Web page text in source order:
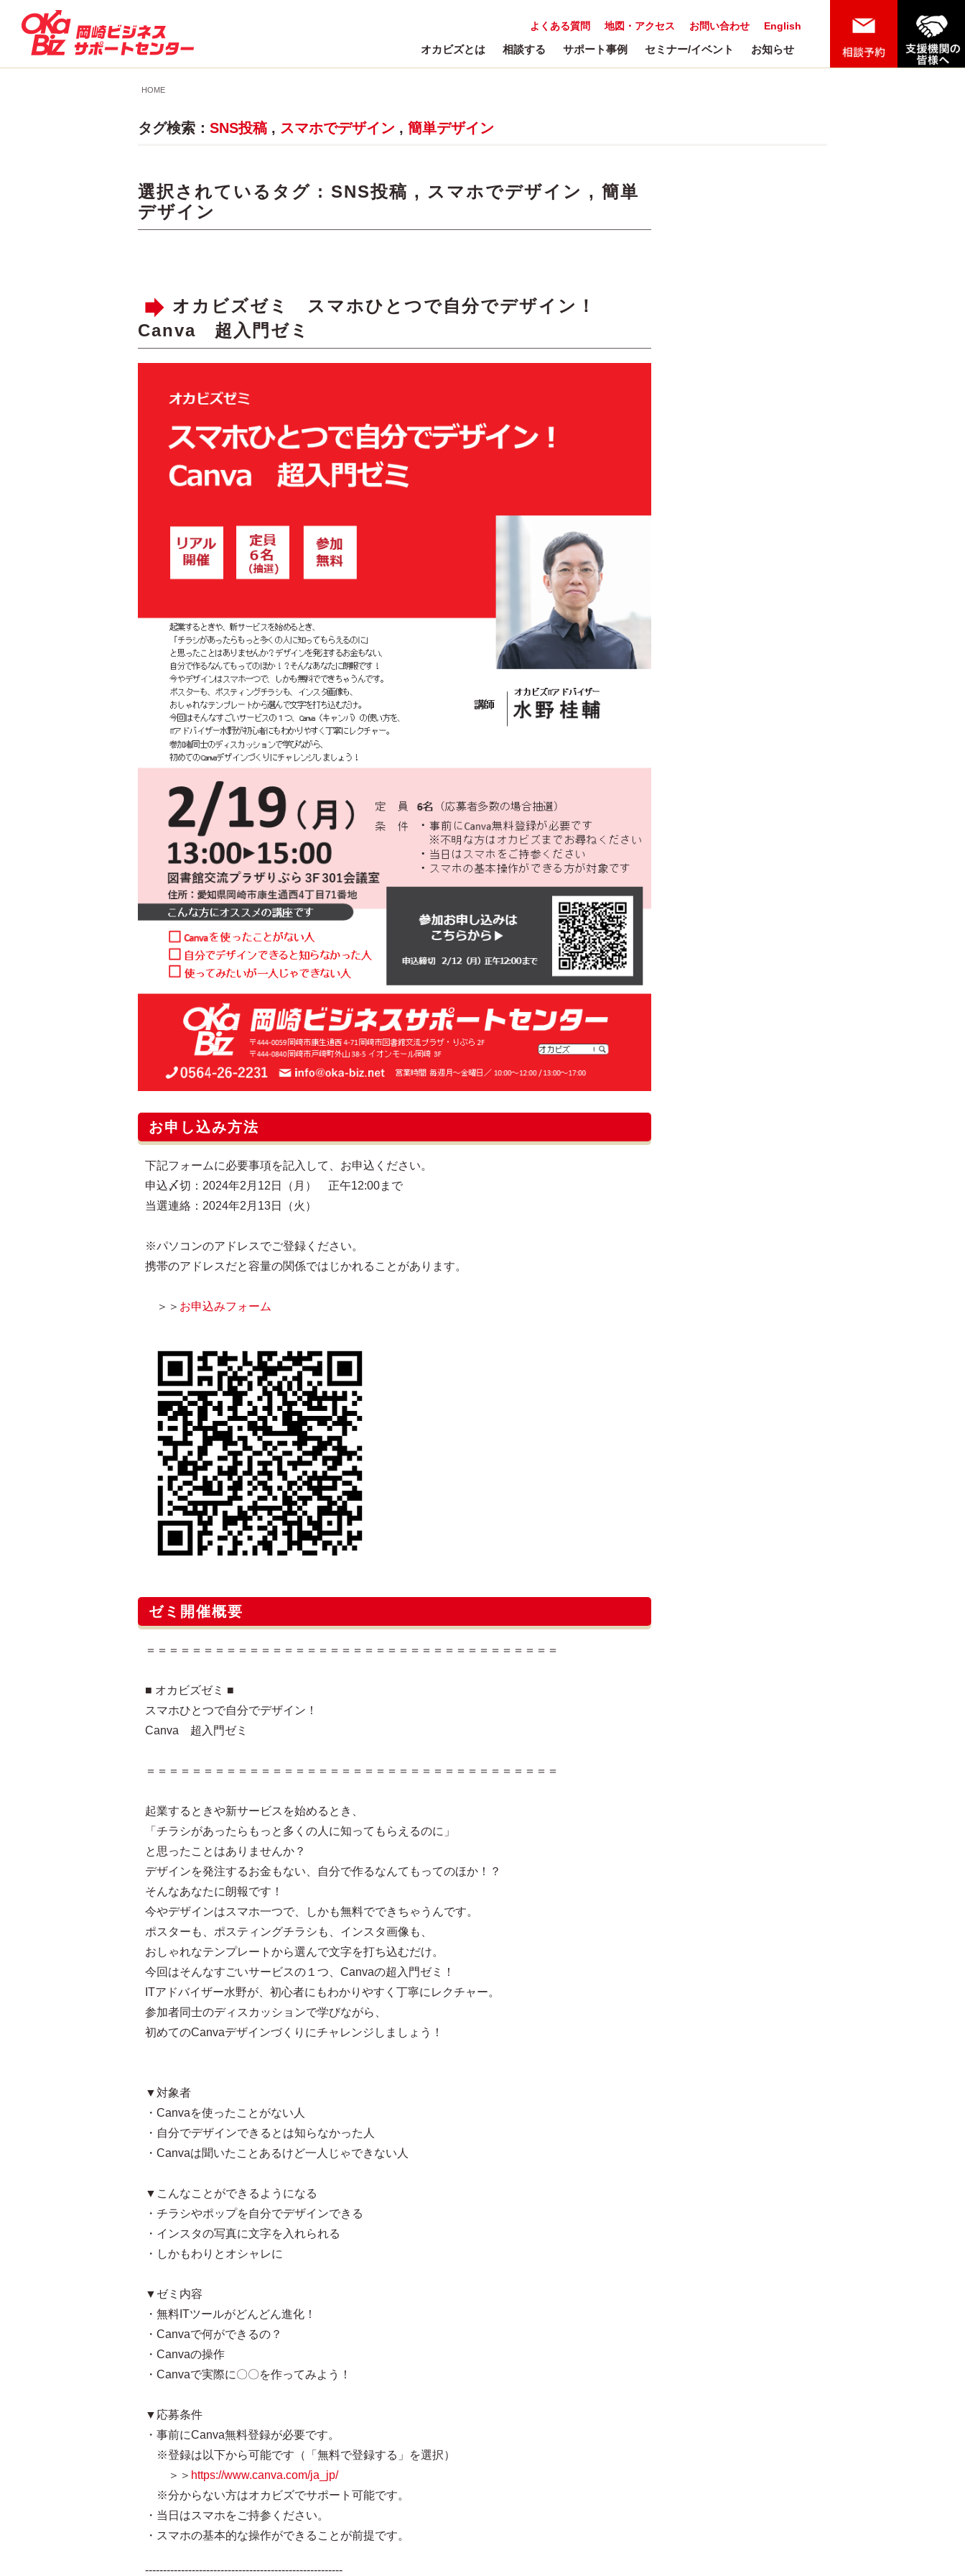
English
お問い合わせ
地図・アクセス
よくある質問
オカビズとは 相談する サポート事例 セミナー/イベント お知らせ
HOME
タグ検索： SNS投稿 , スマホでデザイン , 簡単デザイン
選択されているタグ : SNS投稿 , スマホでデザイン , 簡単
デザイン
オカビズゼミ スマホひとつで自分でデザイン！
Canva 超入門ゼミ
お申し込み方法
下記フォームに必要事項を記入して、お申込ください。
申込〆切：2024年2月12日（月） 正午12:00まで
当選連絡：2024年2月13日（火）
※パソコンのアドレスでご登録ください。
携帯のアドレスだと容量の関係ではじかれることがあります。
＞＞ お申込みフォーム
ゼミ開催概要
＝＝＝＝＝＝＝＝＝＝＝＝＝＝＝＝＝＝＝＝＝＝＝＝＝＝＝＝＝＝＝＝＝＝＝＝
■ オカビズゼミ ■
スマホひとつで自分でデザイン！
Canva 超入門ゼミ
＝＝＝＝＝＝＝＝＝＝＝＝＝＝＝＝＝＝＝＝＝＝＝＝＝＝＝＝＝＝＝＝＝＝＝＝
起業するときや新サービスを始めるとき、
「チラシがあったらもっと多くの人に知ってもらえるのに」
と思ったことはありませんか？
デザインを発注するお金もない、自分で作るなんてもってのほか！？
そんなあなたに朗報です！
今やデザインはスマホ一つで、しかも無料でできちゃうんです。
ポスターも、ポスティングチラシも、インスタ画像も、
おしゃれなテンプレートから選んで文字を打ち込むだけ。
今回はそんなすごいサービスの１つ、Canvaの超入門ゼミ！
ITアドバイザー水野が、初心者にもわかりやすく丁寧にレクチャー。
参加者同士のディスカッションで学びながら、
初めてのCanvaデザインづくりにチャレンジしましょう！
▼対象者
・Canvaを使ったことがない人
・自分でデザインできるとは知らなかった人
・Canvaは聞いたことあるけど一人じゃできない人
▼こんなことができるようになる
・チラシやポップを自分でデザインできる
・インスタの写真に文字を入れられる
・しかもわりとオシャレに
▼ゼミ内容
・無料ITツールがどんどん進化！
・Canvaで何ができるの？
・Canvaの操作
・Canvaで実際に〇〇を作ってみよう！
▼応募条件
・事前にCanva無料登録が必要です。
※登録は以下から可能です（「無料で登録する」を選択）
＞＞ https://www.canva.com/ja_jp/
※分からない方はオカビズでサポート可能です。
・当日はスマホをご持参ください。
・スマホの基本的な操作ができることが前提です。
-------------------------------------------------------